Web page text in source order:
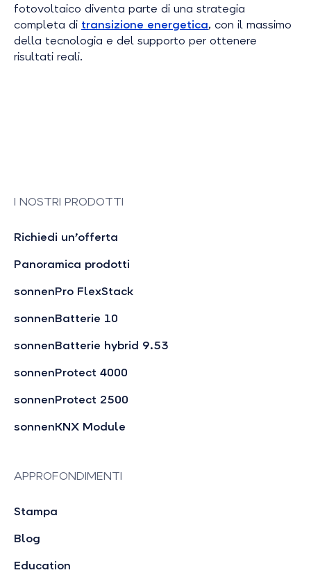
fotovoltaico diventa parte di una strategia
completa di transizione energetica, con il massimo
della tecnologia e del supporto per ottenere
risultati reali.
I NOSTRI PRODOTTI
Richiedi un’offerta
Panoramica prodotti
sonnenPro FlexStack
sonnenBatterie 10
sonnenBatterie hybrid 9.53
sonnenProtect 4000
sonnenProtect 2500
sonnenKNX Module
APPROFONDIMENTI
Stampa
Blog
Education